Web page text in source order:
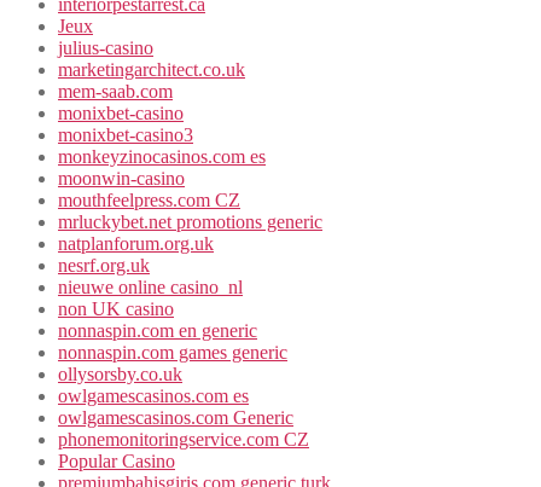
interiorpestarrest.ca
Jeux
julius-casino
marketingarchitect.co.uk
mem-saab.com
monixbet-casino
monixbet-casino3
monkeyzinocasinos.com es
moonwin-casino
mouthfeelpress.com CZ
mrluckybet.net promotions generic
natplanforum.org.uk
nesrf.org.uk
nieuwe online casino_nl
non UK casino
nonnaspin.com en generic
nonnaspin.com games generic
ollysorsby.co.uk
owlgamescasinos.com es
owlgamescasinos.com Generic
phonemonitoringservice.com CZ
Popular Casino
premiumbahisgiris.com generic turk